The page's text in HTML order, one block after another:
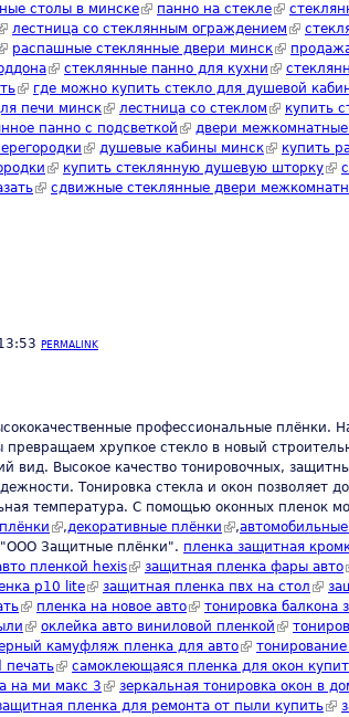
столы в минске(link is external)
панно на стекле(link is
is external)
лестница со стеклянным ограждением (link is
is external)
распашные стеклянные двери минск(link is
(link is external)
стеклянные панно для кухни (link is
(link is external)
где можно купить стекло для душевой
печи минск(link is external)
лестница со стеклом (link is
купить
панно с подсветкой (link is external)
двери
(link is external)
душевые кабины минск(link is
купить
(link is external)
купить стеклянную душевую шторку
(link is external)
сдвижные стеклянные двери
PERMALINK
профессиональные плёнки.
хрупкое стекло в новый
Высокое качество тонировочных,
Тонировка стекла и окон
температура. С помощью оконных
(link is external)
,декоративные плёнки (link is external)
,
Защитные плёнки". пленка защитная
пленкой hexis(link is external)
защитная пленка фары авто
p10 lite(link is external)
защитная пленка пвх на стол (link
(link is external)
пленка на новое авто(link is external)
тонировка балкона
(link is external)
оклейка авто виниловой пленкой (link is
is external)камуфляж пленка для авто(link is external)
печать(link is external)
самоклеющаяся пленка для окон
на ми макс 3 (link is external)
зеркальная тонировка окон в
is external)пленка для ремонта от пыли купить